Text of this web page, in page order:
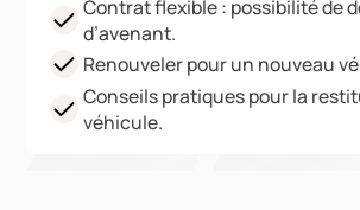
Contrat flexible : possibilité de
d’avenant.
Renouveler pour un nouveau
Conseils pratiques pour la
véhicule.